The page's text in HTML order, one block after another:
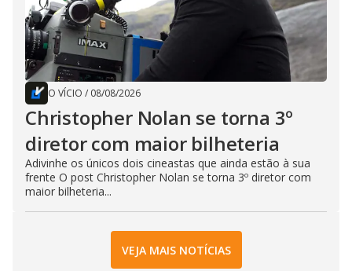
O VÍCIO / 08/08/2026
Christopher Nolan se torna 3º
diretor com maior bilheteria
Adivinhe os únicos dois cineastas que ainda estão à sua
frente O post Christopher Nolan se torna 3º diretor com
maior bilheteria...
VEJA MAIS NOTÍCIAS